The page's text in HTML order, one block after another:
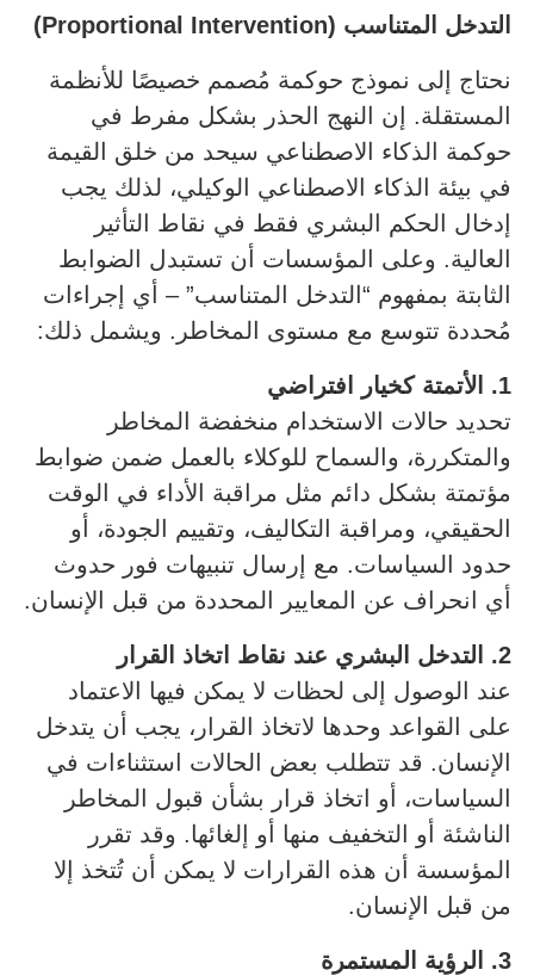
التدخل المتناسب (Proportional Intervention)
نحتاج إلى نموذج حوكمة مُصمم خصيصًا للأنظمة
المستقلة. إن النهج الحذر بشكل مفرط في
حوكمة الذكاء الاصطناعي سيحد من خلق القيمة
في بيئة الذكاء الاصطناعي الوكيلي، لذلك يجب
إدخال الحكم البشري فقط في نقاط التأثير
العالية. وعلى المؤسسات أن تستبدل الضوابط
الثابتة بمفهوم “التدخل المتناسب” – أي إجراءات
مُحددة تتوسع مع مستوى المخاطر. ويشمل ذلك:
1.
الأتمتة كخيار افتراضي
تحديد حالات الاستخدام منخفضة المخاطر
والمتكررة، والسماح للوكلاء بالعمل ضمن ضوابط
مؤتمتة بشكل دائم مثل مراقبة الأداء في الوقت
الحقيقي، ومراقبة التكاليف، وتقييم الجودة، أو
حدود السياسات. مع إرسال تنبيهات فور حدوث
أي انحراف عن المعايير المحددة من قبل الإنسان.
2.
التدخل البشري عند نقاط اتخاذ القرار
عند الوصول إلى لحظات لا يمكن فيها الاعتماد
على القواعد وحدها لاتخاذ القرار، يجب أن يتدخل
الإنسان. قد تتطلب بعض الحالات استثناءات في
السياسات، أو اتخاذ قرار بشأن قبول المخاطر
الناشئة أو التخفيف منها أو إلغائها. وقد تقرر
المؤسسة أن هذه القرارات لا يمكن أن تُتخذ إلا
من قبل الإنسان.
3.
الرؤية المستمرة